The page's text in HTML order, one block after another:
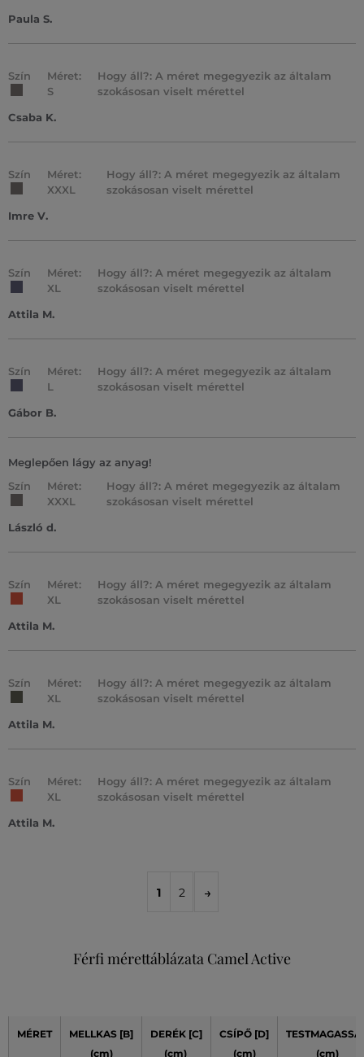
Paula S.
Szín
Méret:
S
Hogy áll?: A méret megegyezik az általam
szokásosan viselt mérettel
Csaba K.
Szín
Méret:
XXXL
Hogy áll?: A méret megegyezik az általam
szokásosan viselt mérettel
Imre V.
Szín
Méret:
XL
Hogy áll?: A méret megegyezik az általam
szokásosan viselt mérettel
Attila M.
Szín
Méret:
L
Hogy áll?: A méret megegyezik az általam
szokásosan viselt mérettel
Gábor B.
Meglepően lágy az anyag!
Szín
Méret:
XXXL
Hogy áll?: A méret megegyezik az általam
szokásosan viselt mérettel
László d.
Szín
Méret:
XL
Hogy áll?: A méret megegyezik az általam
szokásosan viselt mérettel
Attila M.
Szín
Méret:
XL
Hogy áll?: A méret megegyezik az általam
szokásosan viselt mérettel
Attila M.
Szín
Méret:
XL
Hogy áll?: A méret megegyezik az általam
szokásosan viselt mérettel
Attila M.
1 2
Férfi mérettáblázata Camel Active
MÉRET
MELLKAS [B]
(cm)
DERÉK [C]
(cm)
CSÍPŐ [D]
(cm)
(cm)